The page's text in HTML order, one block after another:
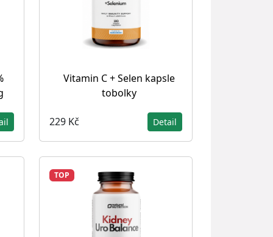
Vitamin C + Selen kapsle
tobolky
229 Kč Detail
TOP